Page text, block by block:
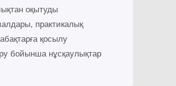
оқытуды
практикалық
қосылу
бойынша нұсқаулықтар